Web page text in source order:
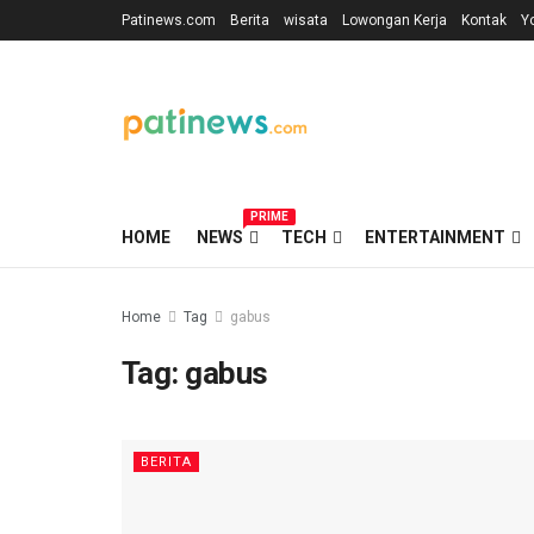
Patinews.com Berita wisata Lowongan Kerja Kontak
HOME NEWS
PRIME
TECH ENTERTAINMENT
Home Tag gabus
Tag: gabus
BERITA